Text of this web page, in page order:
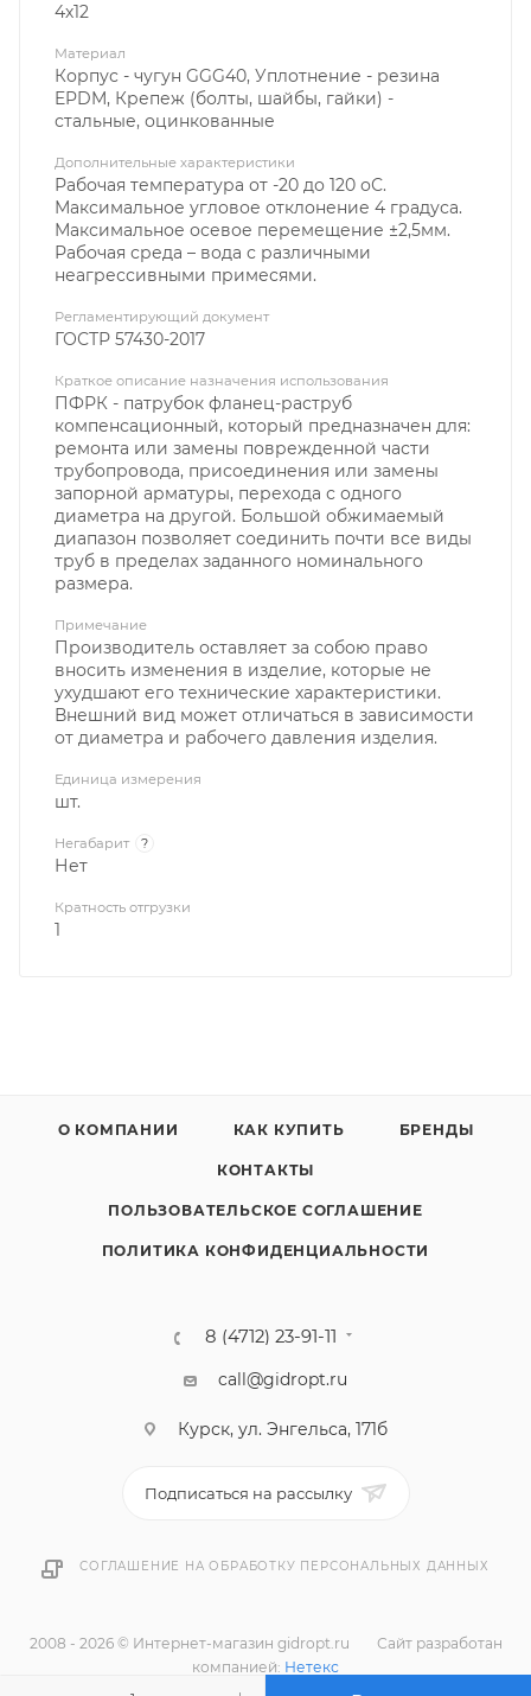
4х12
Материал
Корпус - чугун GGG40, Уплотнение - резина
EPDM, Крепеж (болты, шайбы, гайки) -
стальные, оцинкованные
Дополнительные характеристики
Рабочая температура от -20 до 120 оС.
Максимальное угловое отклонение 4 градуса.
Максимальное осевое перемещение ±2,5мм.
Рабочая среда – вода с различными
неагрессивными примесями.
Регламентирующий документ
ГОСТР 57430-2017
Краткое описание назначения использования
ПФРК - патрубок фланец-раструб
компенсационный, который предназначен для:
ремонта или замены поврежденной части
трубопровода, присоединения или замены
запорной арматуры, перехода с одного
диаметра на другой. Большой обжимаемый
диапазон позволяет соединить почти все виды
труб в пределах заданного номинального
размера.
Примечание
Производитель оставляет за собою право
вносить изменения в изделие, которые не
ухудшают его технические характеристики.
Внешний вид может отличаться в зависимости
от диаметра и рабочего давления изделия.
Единица измерения
шт.
Негабарит ?
Нет
Кратность отгрузки
1
О КОМПАНИИ КАК КУПИТЬ БРЕНДЫ
КОНТАКТЫ
ПОЛЬЗОВАТЕЛЬСКОЕ СОГЛАШЕНИЕ
ПОЛИТИКА КОНФИДЕНЦИАЛЬНОСТИ
8 (4712) 23-91-11
call@gidropt.ru
Курск, ул. Энгельса, 171б
Подписаться на рассылку
СОГЛАШЕНИЕ НА ОБРАБОТКУ ПЕРСОНАЛЬНЫХ ДАННЫХ
2008 - 2026 © Интернет-магазин gidropt.ru
Сайт разработан
компанией: Нетекс